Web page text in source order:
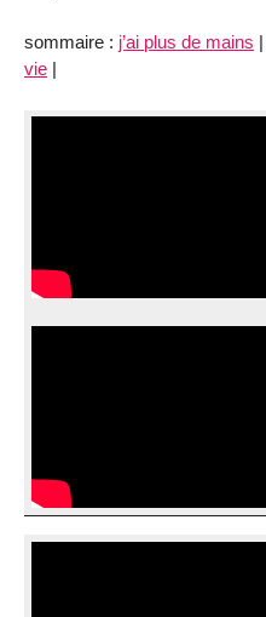
sommaire : j’ai plus de mains |
vie |